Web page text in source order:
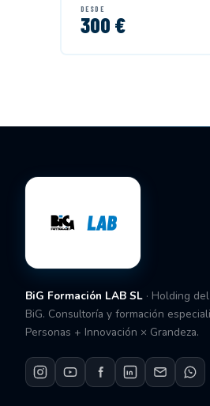
DESDE
300 €
BiG Formación LAB SL · Holding
BiG. Consultoría y formación
Personas + Innovación × Grandeza.